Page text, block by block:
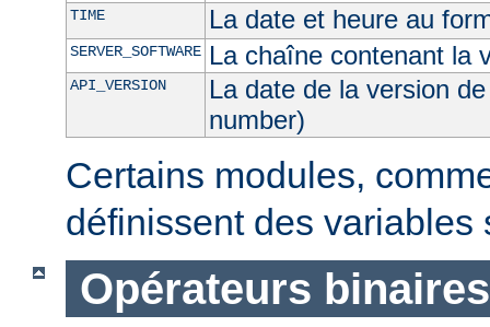
TIME La date et heure au
SERVER_SOFTWARE La chaîne contenant la
API_VERSION
La date de la version
number)
Certains modules,
définissent des variables
Opérateurs binaires